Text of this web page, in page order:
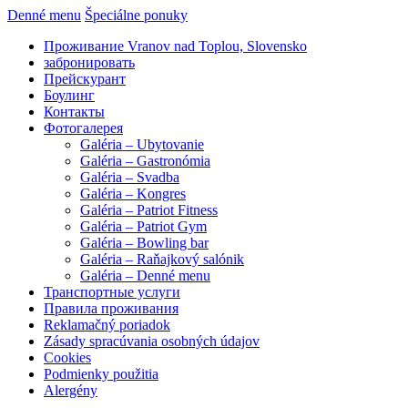
Denné menu Špeciálne ponuky
Проживание Vranov nad Toplou, Slovensko
забронировать
Прейскурант
Боулинг
Контакты
Фотогалерея
Galéria – Ubytovanie
Galéria – Gastronómia
Galéria – Svadba
Galéria – Kongres
Galéria – Patriot Fitness
Galéria – Patriot Gym
Galéria – Bowling bar
Galéria – Raňajkový salónik
Galéria – Denné menu
Транспортные услуги
Правила проживания
Reklamačný poriadok
Zásady spracúvania osobných údajov
Cookies
Podmienky použitia
Alergény